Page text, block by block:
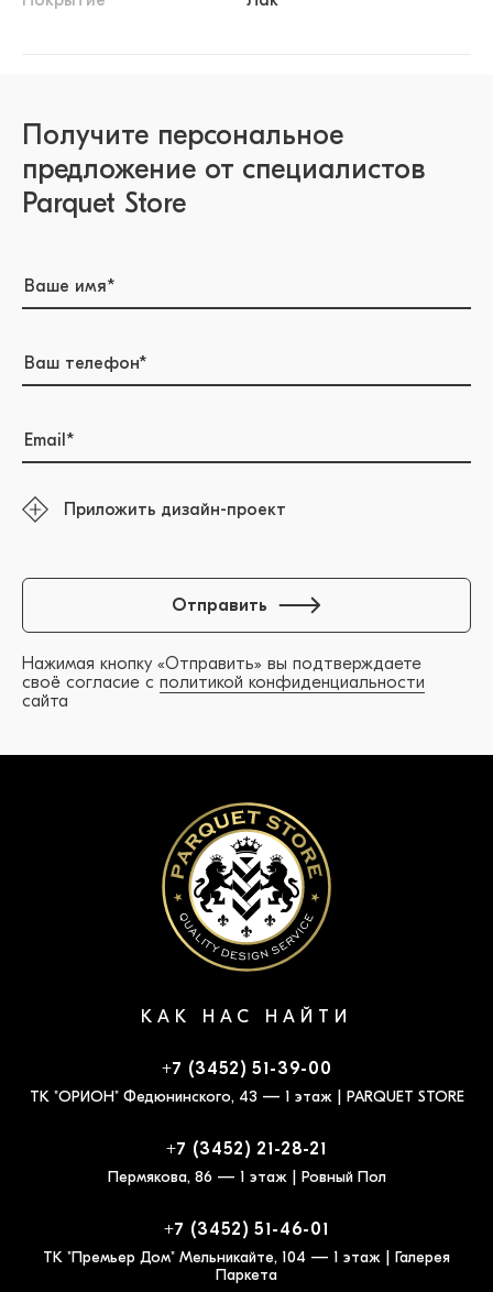
Получите персональное
предложение от специалистов
Parquet Store
Приложить дизайн-проект
Нажимая кнопку «Отправить» вы подтверждаете
своё согласие с политикой конфиденциальности
сайта
Отправить
КАК НАС НАЙТИ
+7 (3452) 51-39-00
ТК "ОРИОН" Федюнинского, 43 — 1 этаж | PARQUET STORE
+7 (3452) 21-28-21
Пермякова, 86 — 1 этаж | Ровный Пол
+7 (3452) 51-46-01
ТК "Премьер Дом" Мельникайте, 104 — 1 этаж | Галерея
Паркета